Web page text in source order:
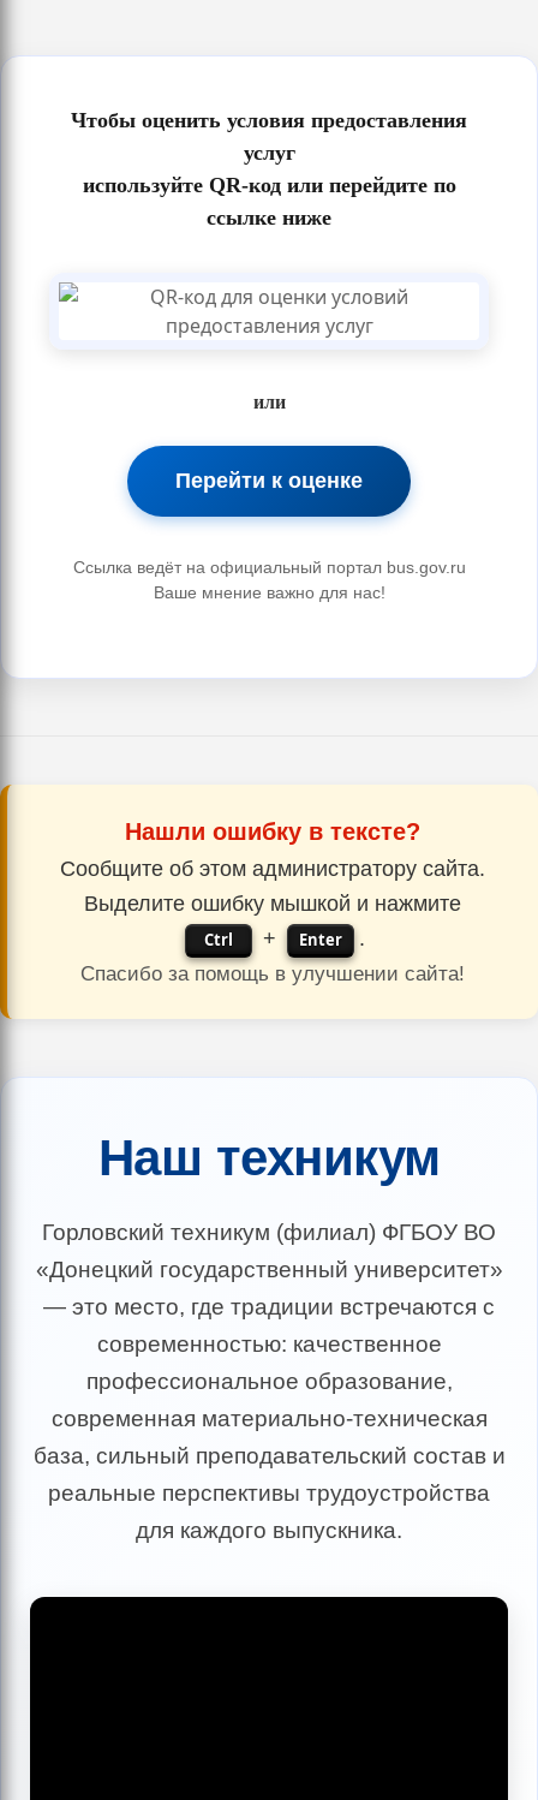
Чтобы оценить условия предоставления
услуг
используйте QR-код или перейдите по
ссылке ниже
или
Перейти к оценке
Ссылка ведёт на официальный портал bus.gov.ru
Ваше мнение важно для нас!
Нашли ошибку в тексте?
Сообщите об этом администратору сайта.
Выделите ошибку мышкой и нажмите
Ctrl + Enter .
Спасибо за помощь в улучшении сайта!
Наш техникум
Горловский техникум (филиал) ФГБОУ ВО
«Донецкий государственный университет»
— это место, где традиции встречаются с
современностью: качественное
профессиональное образование,
современная материально-техническая
база, сильный преподавательский состав и
реальные перспективы трудоустройства
для каждого выпускника.